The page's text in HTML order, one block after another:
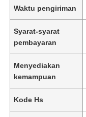
Waktu pengiriman
Syarat-syarat
pembayaran
Menyediakan
kemampuan
Kode Hs